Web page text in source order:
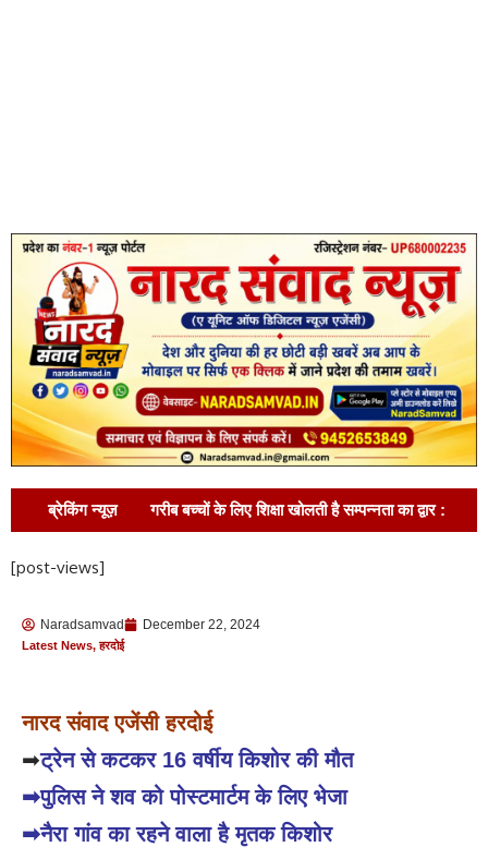
ब्रेकिंग न्यूज़ गरीब बच्चों के लिए शिक्षा खोलती है सम्पन्नता का द्वार :
आंदोलन जारी रखने की चेतावनी
देओल, करण देओल और प्रीति जिंटा का भव्य स्वागत !
[post-views]
Naradsamvad December 22, 2024
Latest News,हरदोई
नारद संवाद एजेंसी हरदोई
➡ट्रेन से कटकर 16 वर्षीय किशोर की मौत
➡पुलिस ने शव को पोस्टमार्टम के लिए भेजा
➡नैरा गांव का रहने वाला है मृतक किशोर